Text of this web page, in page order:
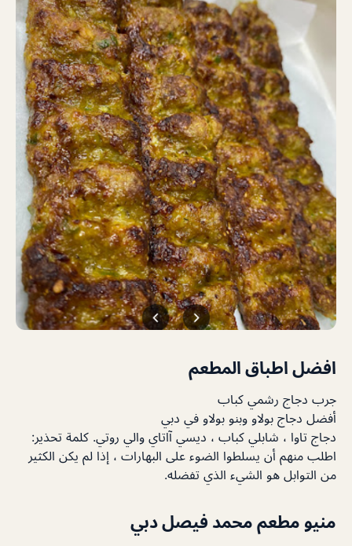
افضل اطباق المطعم
جرب دجاج رشمي كباب
أفضل دجاج بولاو وبنو بولاو في دبي
دجاج تاوا ، شابلي كباب ، ديسي آاتاي والي روتي. كلمة تحذير:
اطلب منهم أن يسلطوا الضوء على البهارات ، إذا لم يكن الكثير
من التوابل هو الشيء الذي تفضله.
منيو مطعم محمد فيصل دبي